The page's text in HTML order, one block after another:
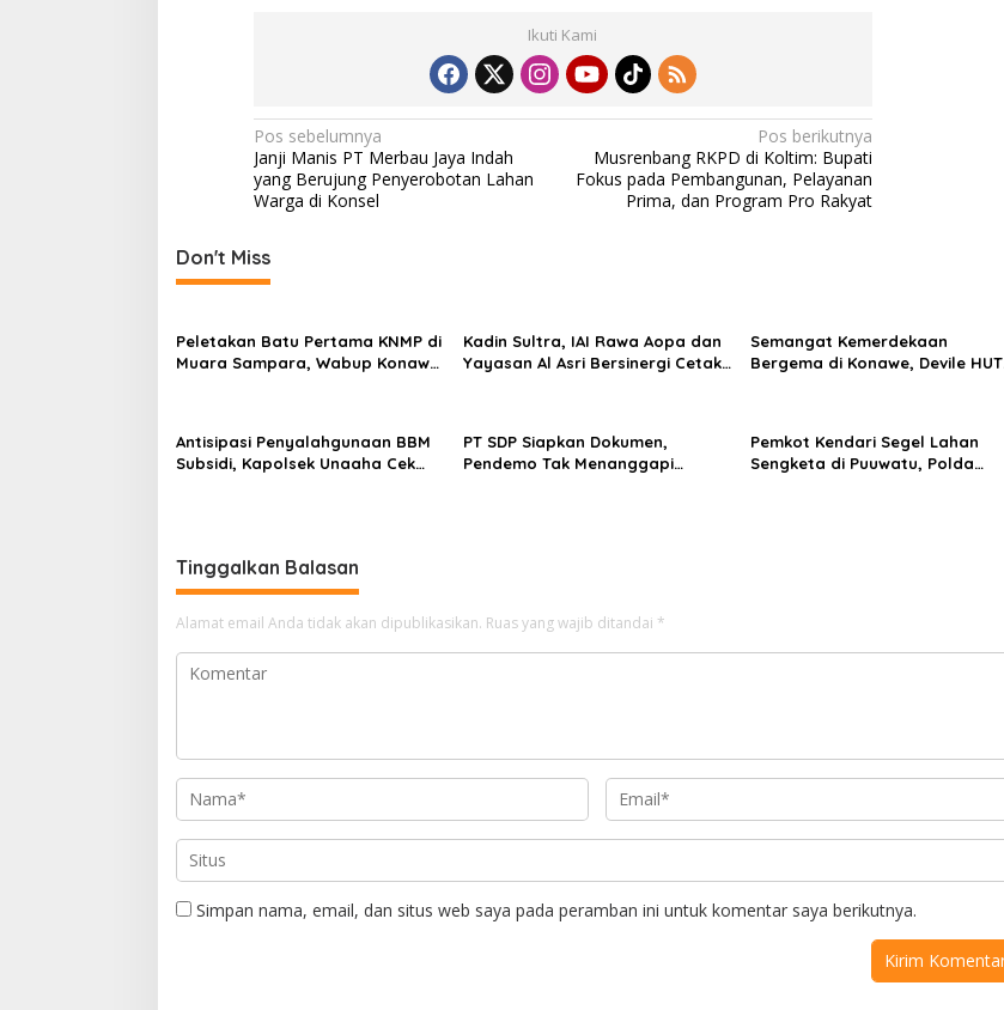
Ikuti Kami
N
a
v
g
s
i
o
s
Pos sebelumnya
Janji Manis PT Merbau Jaya Indah
yang Berujung Penyerobotan Lahan
Warga di Konsel
Pos berikutnya
Musrenbang RKPD di Koltim: Bupati
Fokus pada Pembangunan, Pelayanan
Prima, dan Program Pro Rakyat
Don't Miss
Peletakan Batu Pertama KNMP di
Muara Sampara, Wabup Konawe
Kadin Sultra, IAI Rawa Aopa dan
Yayasan Al Asri Bersinergi Cetak
Semangat Kemerdekaan
Bergema di Konawe, Devile HUT
Antisipasi Penyalahgunaan BBM
Subsidi, Kapolsek Unaaha Cek
PT SDP Siapkan Dokumen,
Pendemo Tak Menanggapi
Pemkot Kendari Segel Lahan
Sengketa di Puuwatu, Polda
Tinggalkan Balasan
Alamat email Anda tidak akan dipublikasikan. Ruas yang wajib ditandai *
Simpan nama, email, dan situs web saya pada peramban ini untuk komentar saya berikutnya.